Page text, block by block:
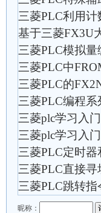
三菱PLC利用
基于三菱FX3U
三菱PLC模拟
三菱PLC中
三菱PLC的
三菱PLC编程
三菱plc学习入
三菱plc学习入
三菱PLC定时
三菱PLC直接
三菱PLC跳转
昵称：